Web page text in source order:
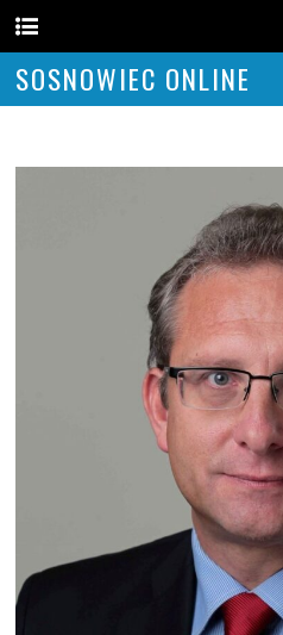
SOSNOWIEC ONLINE